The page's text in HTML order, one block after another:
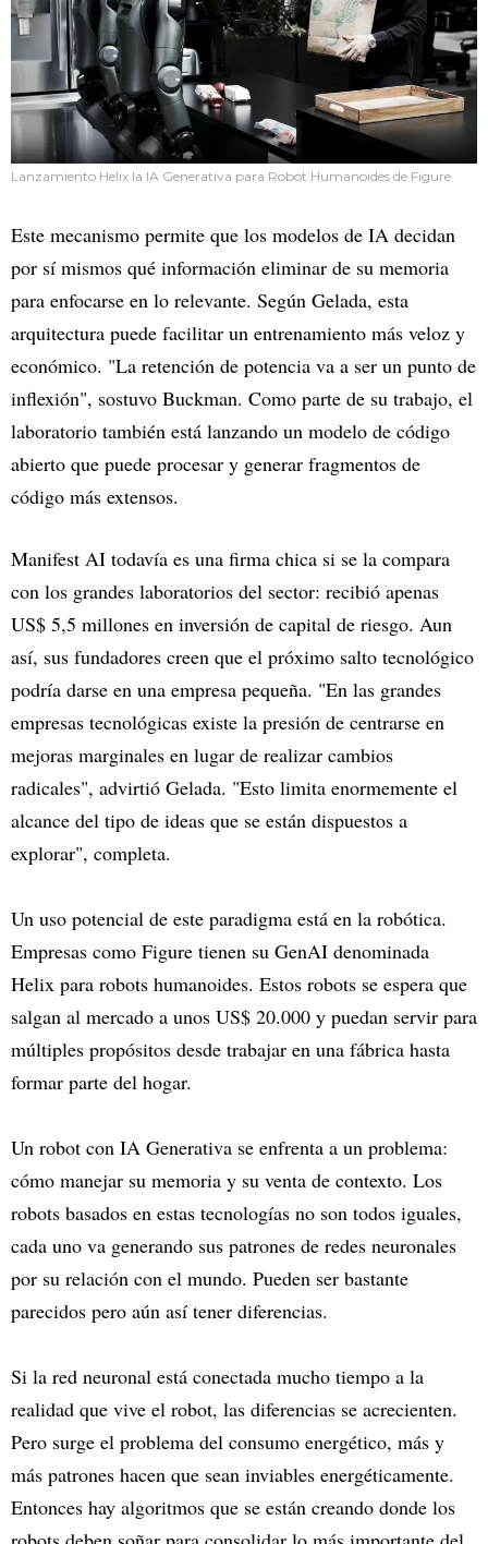
Lanzamiento Helix la IA Generativa para Robot Humanoides de Figure
Este mecanismo permite que los modelos de IA decidan
por sí mismos qué información eliminar de su memoria
para enfocarse en lo relevante. Según Gelada, esta
arquitectura puede facilitar un entrenamiento más veloz y
económico. "La retención de potencia va a ser un punto de
inflexión", sostuvo Buckman. Como parte de su trabajo, el
laboratorio también está lanzando un modelo de código
abierto que puede procesar y generar fragmentos de
código más extensos.
Manifest AI todavía es una firma chica si se la compara
con los grandes laboratorios del sector: recibió apenas
US$ 5,5 millones en inversión de capital de riesgo. Aun
así, sus fundadores creen que el próximo salto tecnológico
podría darse en una empresa pequeña. "En las grandes
empresas tecnológicas existe la presión de centrarse en
mejoras marginales en lugar de realizar cambios
radicales", advirtió Gelada. "Esto limita enormemente el
alcance del tipo de ideas que se están dispuestos a
explorar", completa.
Un uso potencial de este paradigma está en la robótica.
Empresas como Figure tienen su GenAI denominada
Helix para robots humanoides. Estos robots se espera que
salgan al mercado a unos US$ 20.000 y puedan servir para
múltiples propósitos desde trabajar en una fábrica hasta
formar parte del hogar.
Un robot con IA Generativa se enfrenta a un problema:
cómo manejar su memoria y su venta de contexto. Los
robots basados en estas tecnologías no son todos iguales,
cada uno va generando sus patrones de redes neuronales
por su relación con el mundo. Pueden ser bastante
parecidos pero aún así tener diferencias.
Si la red neuronal está conectada mucho tiempo a la
realidad que vive el robot, las diferencias se acrecienten.
Pero surge el problema del consumo energético, más y
más patrones hacen que sean inviables energéticamente.
Entonces hay algoritmos que se están creando donde los